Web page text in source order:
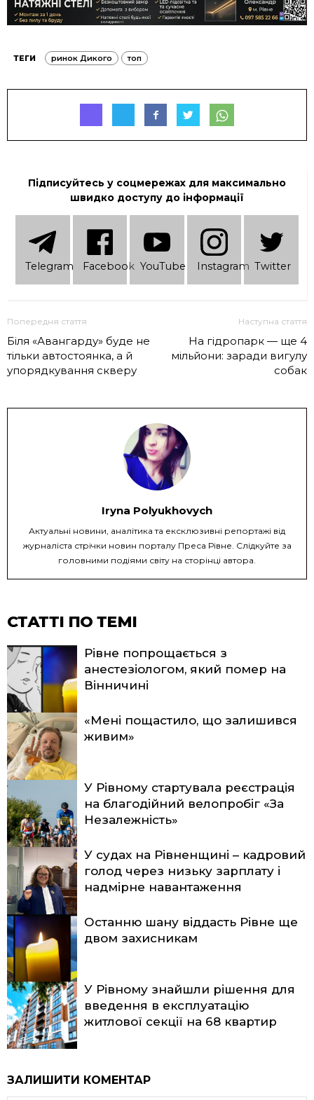
ТЕГИ ринок Дикого топ
Підписуйтесь у соцмережах для максимально
швидко доступу до інформації
Telеgram Facebook YouTube Instagram Twitter
Попередня стаття
Біля «Авангарду» буде не
тільки автостоянка, а й
упорядкування скверу
Наступна стаття
На гідропарк — ще 4
мільйони: заради вигулу
собак
Iryna Polyukhovych
Актуальні новини, аналітика та ексклюзивні репортажі від
журналіста стрічки новин порталу Преса Рівне. Слідкуйте за
головними подіями світу на сторінці автора.
СТАТТІ ПО ТЕМІ
Рівне попрощається з
анестезіологом, який помер на
Вінничині
«Мені пощастило, що залишився
живим»
У Рівному стартувала реєстрація
на благодійний велопробіг «За
Незалежність»
У судах на Рівненщині – кадровий
голод через низьку зарплату і
надмірне навантаження
Останню шану віддасть Рівне ще
двом захисникам
У Рівному знайшли рішення для
введення в експлуатацію
житлової секції на 68 квартир
ЗАЛИШИТИ КОМЕНТАР